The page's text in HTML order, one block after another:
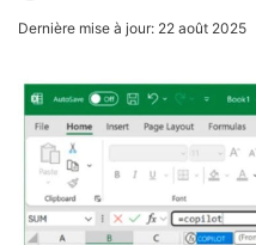
Dernière mise à jour: 22 août 2025